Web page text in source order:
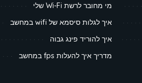
מי מחובר לרשת Wi-Fi שלי
איך לגלות סיסמא של wifi במחשב
איך להוריד פינג גבוה
מדריך איך להעלות fps במחשב